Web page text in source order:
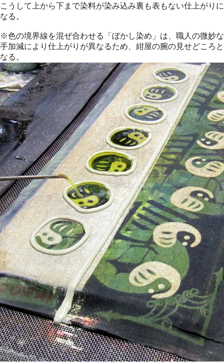
こうして上から下まで染料が染み込み裏も表もない仕上がりに
なる。
※色の境界線を混ぜ合わせる「ぼかし染め」は、職人の微妙な
手加減により仕上がりが異なるため、紺屋の腕の見せどころと
なる。